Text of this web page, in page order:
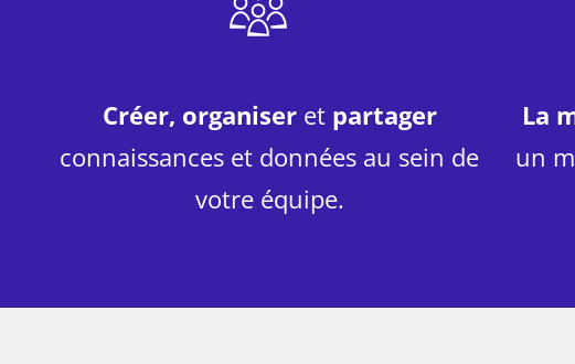
Créer, organiser etpartager
connaissances et données au sein de
votre équipe.
La
un